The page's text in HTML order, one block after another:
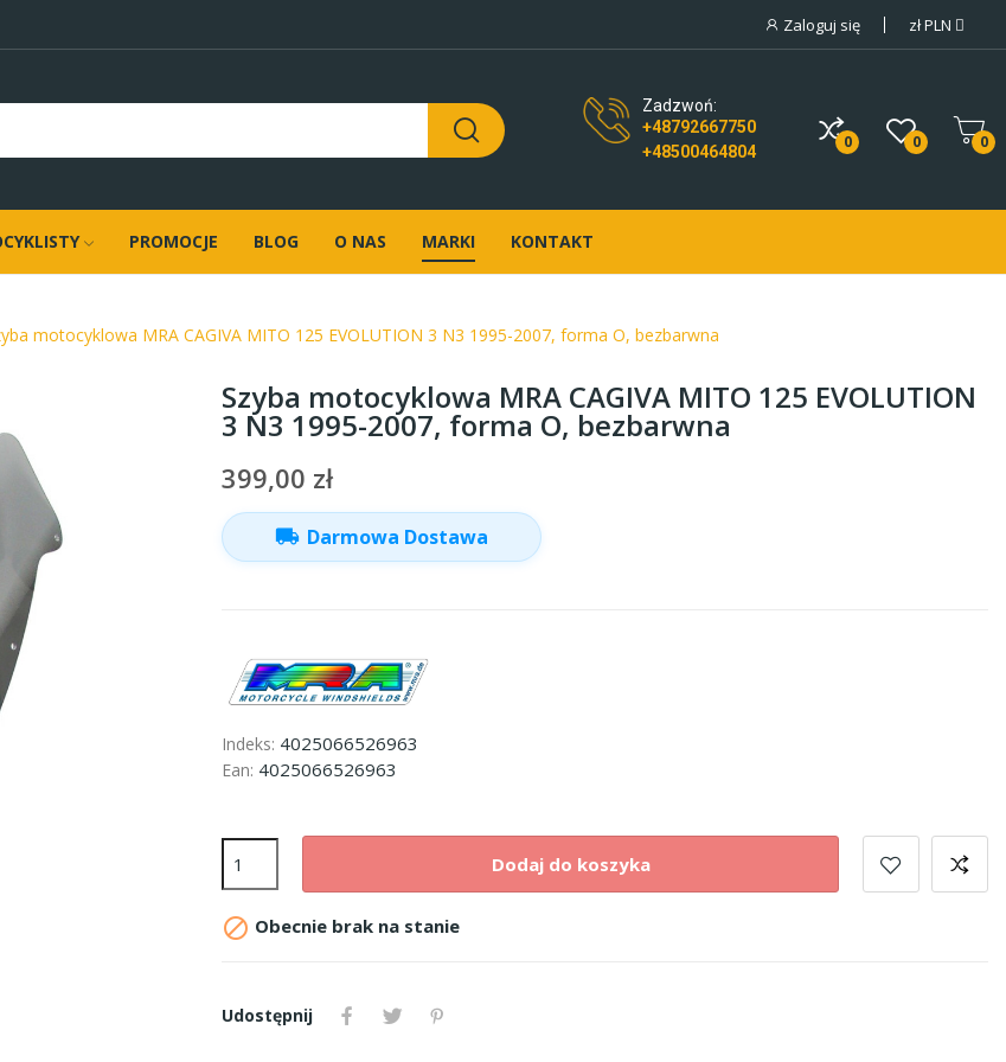
Zaloguj się złPLN
Zadzwoń:
+48792667750
+48500464804
0 0 0
PROMOCJE BLOG O NAS MARKI KONTAKT
motocyklowa MRA CAGIVA MITO 125 EVOLUTION 3 N3 1995-2007, forma O, bezbarwna
Szyba motocyklowa MRA CAGIVA MITO 125 EVOLUTION
3 N3 1995-2007, forma O, bezbarwna
399,00 zł
local_shipping Darmowa Dostawa
Indeks: 4025066526963
Ean: 4025066526963
Dodaj do koszyka
 Obecnie brak na stanie
Udostępnij